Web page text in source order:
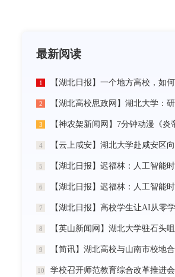
最新阅读
1
2
3
4
5
6
7
8
9
10 学校召开师范教育综合改革推进会